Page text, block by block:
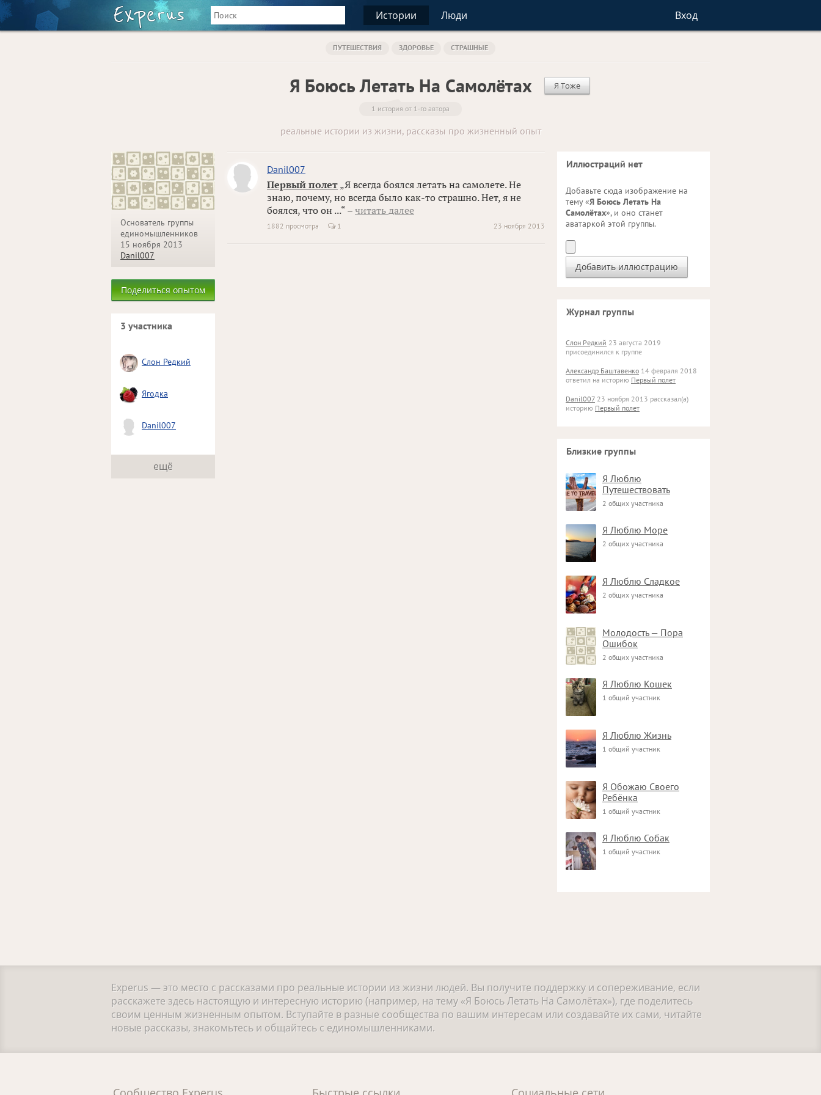
Истории Люди Вход
ПУТЕШЕСТВИЯ ЗДОРОВЬЕ СТРАШНЫЕ
Я Боюсь Летать На Самолётах Я Тоже
1 история от 1-го автора
реальные истории из жизни, рассказы про жизненный опыт
Основатель группы
единомышленников
15 ноября 2013
Danil007
Поделиться опытом
3 участника
Слон Редкий
Ягодка
Danil007
ещё
Danil007
Первый полет „Я всегда боялся летать на самолете. Не
знаю, почему, но всегда было как-то страшно. Нет, я не
боялся, что он ...“ – читать далее
23 ноября 2013
1882 просмотра 1
Иллюстраций нет
Добавьте сюда изображение на
тему «Я Боюсь Летать На
Самолётах», и оно станет
аватаркой этой группы.
Журнал группы
Слон Редкий 23 августа 2019
присоединился к группе
Александр Баштавенко 14 февраля 2018
ответил на историю Первый полет
Danil007 23 ноября 2013 рассказал(а)
историю Первый полет
Близкие группы
Я Люблю
Путешествовать
2 общих участника
Я Люблю Море
2 общих участника
Я Люблю Сладкое
2 общих участника
Молодость — Пора
Ошибок
2 общих участника
Я Люблю Кошек
1 общий участник
Я Люблю Жизнь
1 общий участник
Я Обожаю Своего
Ребёнка
1 общий участник
Я Люблю Собак
1 общий участник
Experus — это место с рассказами про реальные истории из жизни людей. Вы получите поддержку и сопереживание, если
расскажете здесь настоящую и интересную историю (например, на тему «Я Боюсь Летать На Самолётах»), где поделитесь
своим ценным жизненным опытом. Вступайте в разные сообщества по вашим интересам или создавайте их сами, читайте
новые рассказы, знакомьтесь и общайтесь с единомышленниками.